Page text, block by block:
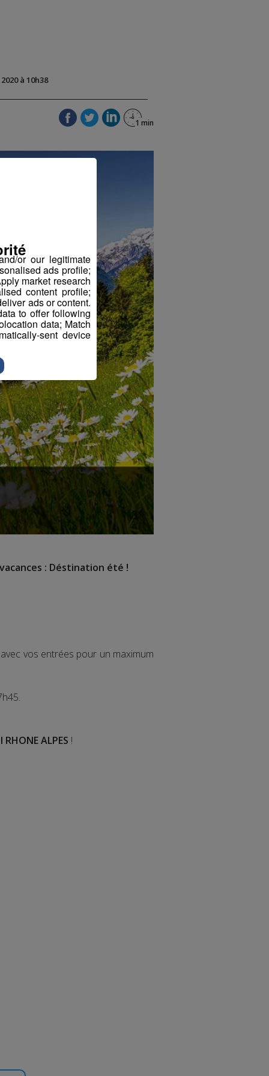
à 10h38
: Déstination été !
vos entrées pour un maximum
RHONE ALPES !
or our legitimate
ads profile;
market research
content profile;
ads or content.
to offer following
data; Match
sent device